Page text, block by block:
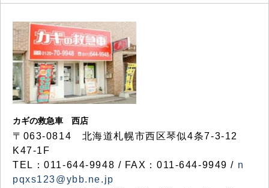
カギの救急車 西店
〒063-0814 北海道札幌市西区琴似4条7-3-12
K47-1F
TEL：011-644-9948 / FAX：011-644-9949 / n
pqxs123@ybb.ne.jp